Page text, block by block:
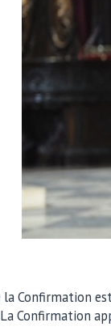
la Confirmation
Confirmation